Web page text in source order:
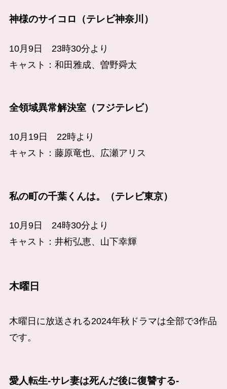
神様のサイコロ（テレビ神奈川）
10月9日 23時30分より
キャスト：和田雅成、曽野舜太
全領域異常解決室（フジテレビ）
10月19日 22時より
キャスト：藤原竜也、広瀬アリス
私の町の千葉くんは。（テレビ東京）
10月9日 24時30分より
キャスト：井桁弘恵、山下幸輝
木曜日
木曜日に放送される2024年秋ドラマは全部で3作品
です。
愛人転生-サレ妻は死んだ後に復讐する-